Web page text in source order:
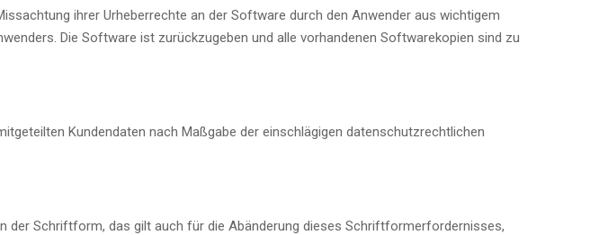
ihrer Urheberrechte an der Software durch den Anwender aus wichtigem
Die Software ist zurückzugeben und alle vorhandenen Softwarekopien sind zu
Kundendaten nach Maßgabe der einschlägigen datenschutzrechtlichen
Schriftform, das gilt auch für die Abänderung dieses Schriftformerfordernisses,